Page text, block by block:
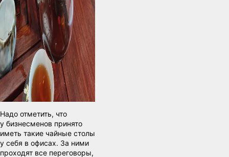
Надо отметить, что
у бизнесменов принято
иметь такие чайные столы
у себя в офисах. За ними
проходят все переговоры,